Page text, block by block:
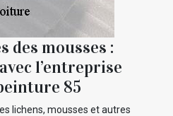
des mousses :
l’entreprise
85
lichens, mousses et autres